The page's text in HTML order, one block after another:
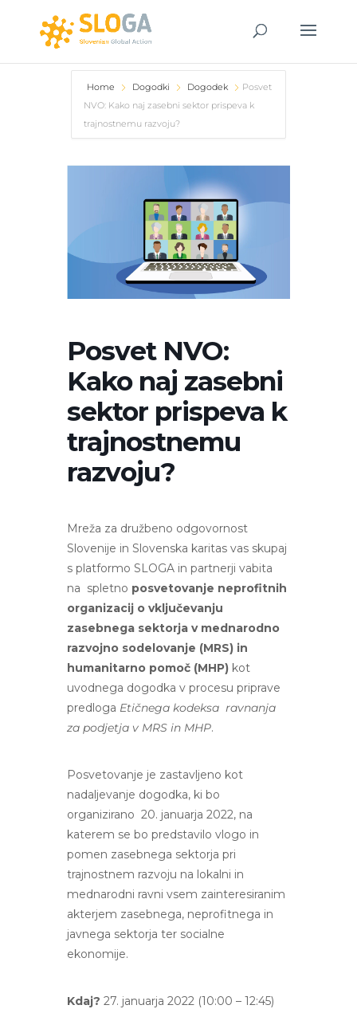
Home Dogodki Dogodek
Posvet
NVO: Kako naj zasebni sektor prispeva k
trajnostnemu razvoju?
Posvet NVO:
Kako naj zasebni
sektor prispeva k
trajnostnemu
razvoju?
Mreža za družbeno odgovornost
Slovenije in Slovenska karitas vas skupaj
s platformo SLOGA in partnerji vabita
na spletno posvetovanje neprofitnih
organizacij o vključevanju
zasebnega sektorja v mednarodno
razvojno sodelovanje (MRS) in
humanitarno pomoč (MHP) kot
uvodnega dogodka v procesu priprave
predloga Etičnega kodeksa ravnanja
za podjetja v MRS in MHP.
Posvetovanje je zastavljeno kot
nadaljevanje dogodka, ki bo
organizirano 20. januarja 2022, na
katerem se bo predstavilo vlogo in
pomen zasebnega sektorja pri
trajnostnem razvoju na lokalni in
mednarodni ravni vsem zainteresiranim
akterjem zasebnega, neprofitnega in
javnega sektorja ter socialne
ekonomije.
Kdaj? 27. januarja 2022 (10:00 – 12:45)